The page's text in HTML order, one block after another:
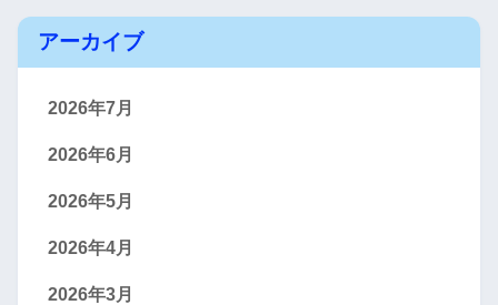
アーカイブ
2026年7月
2026年6月
2026年5月
2026年4月
2026年3月